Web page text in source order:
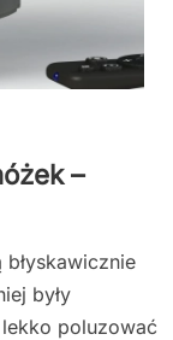
–
były
poluzować